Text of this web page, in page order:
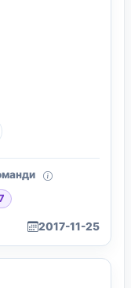
2017-11-25